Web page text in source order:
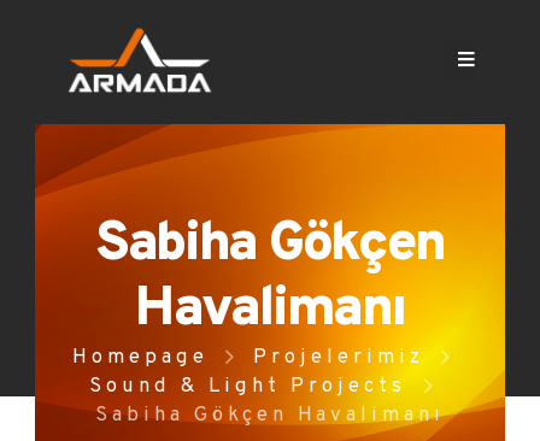
Sabiha Gökçen
Havalimanı
Homepage
Projelerimiz
Sound & Light Projects
Sabiha Gökçen Havalimanı